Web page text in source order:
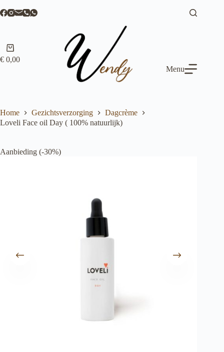
naar
Winkelwagen
€ 0,00
Menu
Home Gezichtsverzorging
Dagcrème
Loveli Face oil Day ( 100% natuurlijk)
Aanbieding (-30%)